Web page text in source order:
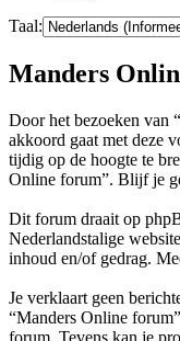
Taal:
Manders
Door het bezoeken van
akkoord gaat met deze
tijdig op de hoogte te
Online forum”. Blijf je
Dit forum draait op
Nederlandstalige website
inhoud en/of gedrag.
Je verklaart geen
“Manders Online